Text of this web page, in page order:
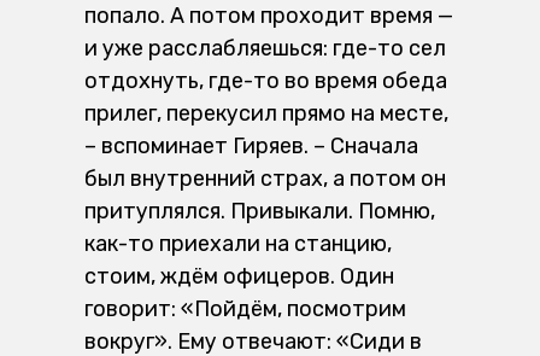
попало. А потом проходит время —
и уже расслабляешься: где-то сел
отдохнуть, где-то во время обеда
прилег, перекусил прямо на месте,
– вспоминает Гиряев. – Сначала
был внутренний страх, а потом он
притуплялся. Привыкали. Помню,
как-то приехали на станцию,
стоим, ждём офицеров. Один
говорит: «Пойдём, посмотрим
вокруг». Ему отвечают: «Сиди в